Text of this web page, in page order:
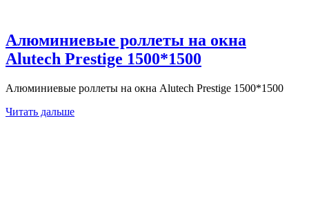
Алюминиевые роллеты на окна
Alutech Prestige 1500*1500
Алюминиевые роллеты на окна Alutech Prestige 1500*1500
Читать дальше